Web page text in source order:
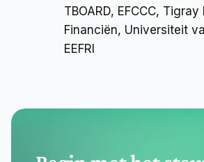
TBOARD, EFCCC, Tigray
Financiën, Universiteit
EEFRI